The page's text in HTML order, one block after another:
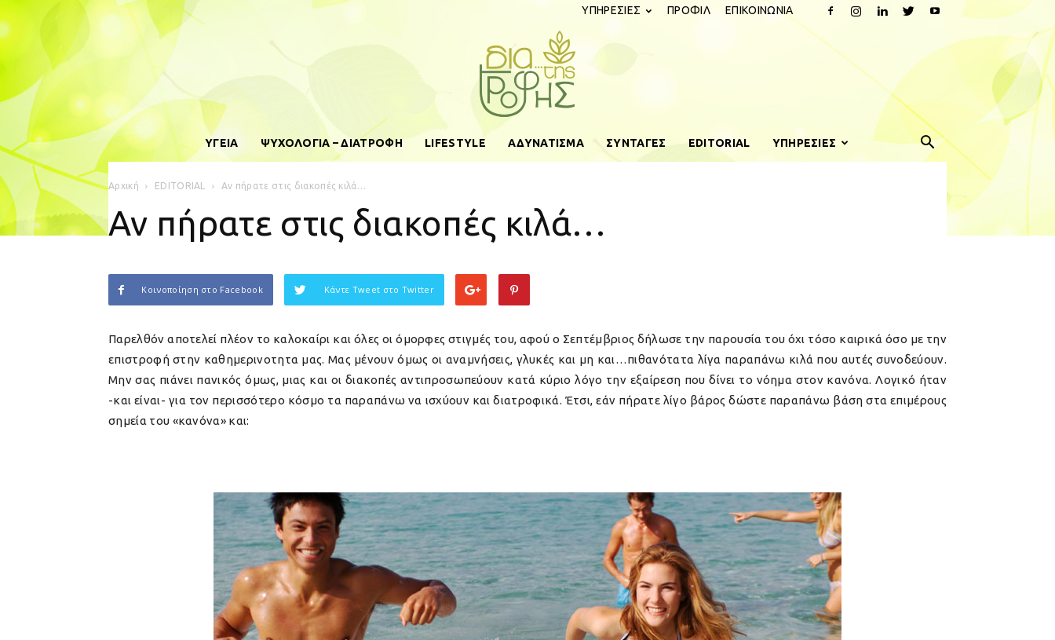
ΥΠΗΡΕΣΙΕΣ ΠΡΟΦΙΛ ΕΠΙΚΟΙΝΩΝΙΑ
ΥΓΕΙΑ ΨΥΧΟΛΟΓΙΑ – ΔΙΑΤΡΟΦΗ LIFESTYLE ΑΔΥΝΑΤΙΣΜΑ ΣΥΝΤΑΓΕΣ EDITORIAL ΥΠΗΡΕΣΙΕΣ
Αρχική EDITORIAL Αν πήρατε στις διακοπές κιλά…
Αν πήρατε στις διακοπές κιλά…
Κοινοποίηση στο Facebook Κάντε Tweet στο Twitter
Παρελθόν αποτελεί πλέον το καλοκαίρι και όλες οι όμορφες στιγμές του, αφού ο Σεπτέμβριος δήλωσε την παρουσία του όχι τόσο καιρικά όσο με την
επιστροφή στην καθημερινοτητα μας. Μας μένουν όμως οι αναμνήσεις, γλυκές και μη και…πιθανότατα λίγα παραπάνω κιλά που αυτές συνοδεύουν.
Μην σας πιάνει πανικός όμως, μιας και οι διακοπές αντιπροσωπεύουν κατά κύριο λόγο την εξαίρεση που δίνει το νόημα στον κανόνα. Λογικό ήταν
-και είναι- για τον περισσότερο κόσμο τα παραπάνω να ισχύουν και διατροφικά. Έτσι, εάν πήρατε λίγο βάρος δώστε παραπάνω βάση στα επιμέρους
σημεία του «κανόνα» και: